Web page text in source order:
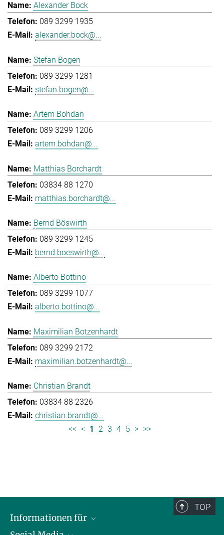
Alexander Bock
089 3299 1935
alexander.bock@...
Stefan Bogen
089 3299 1281
stefan.bogen@...
Artem Bohdan
089 3299 1206
artem.bohdan@...
Matthias Borchardt
03834 88 1270
matthias.borchardt@...
Bernd Böswirth
089 3299 1245
bernd.boeswirth@...
Alberto Bottino
089 3299 1077
alberto.bottino@...
Maximilian Botzenhardt
089 3299 2172
maximilian.botzenhardt@...
Christian Brandt
03834 88 2326
christian.brandt@...
<< < 1 2 3 4 5 > >>
TOP
Informationen für